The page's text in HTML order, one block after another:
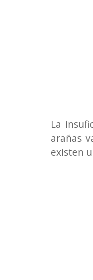
La
arañas
existen